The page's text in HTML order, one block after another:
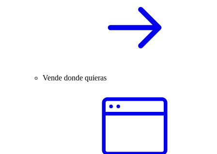
Vende donde quieras